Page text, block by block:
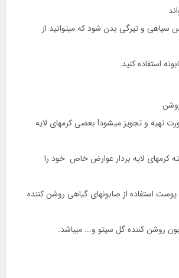
و تیرگی بدن شود که میتوانید از
استفاده کنید.
تهیه و تجویز میشود! بعضی کرمهای لایه
کرمهای لایه بردار عوارض خاص خود را
استفاده از صابونهای گیاهی روشن کننده
روشن کننده گل سیتو و... میباشد.